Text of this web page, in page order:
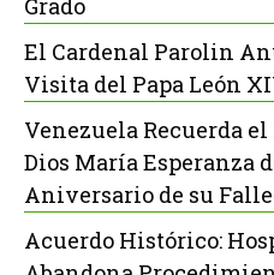
Grado
El Cardenal Parolin
Visita del Papa León
Venezuela Recuerda
Dios María Esperanza
Aniversario de su
Acuerdo Histórico: